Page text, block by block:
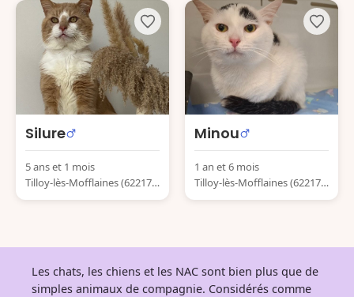
Silure
5 ans et 1 mois
Tilloy-lès-Mofflaines (62217)
France
Minou
1 an et 6 mois
Tilloy-lès-Mofflaines (62217)
France
Les chats, les chiens et les NAC sont bien plus que de
simples animaux de compagnie. Considérés comme